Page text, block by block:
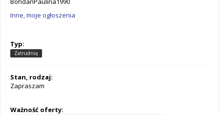
Inne, moje ogłoszenia
Typ:
Zatrudnię
Stan, rodzaj:
Zapraszam
Ważność oferty: